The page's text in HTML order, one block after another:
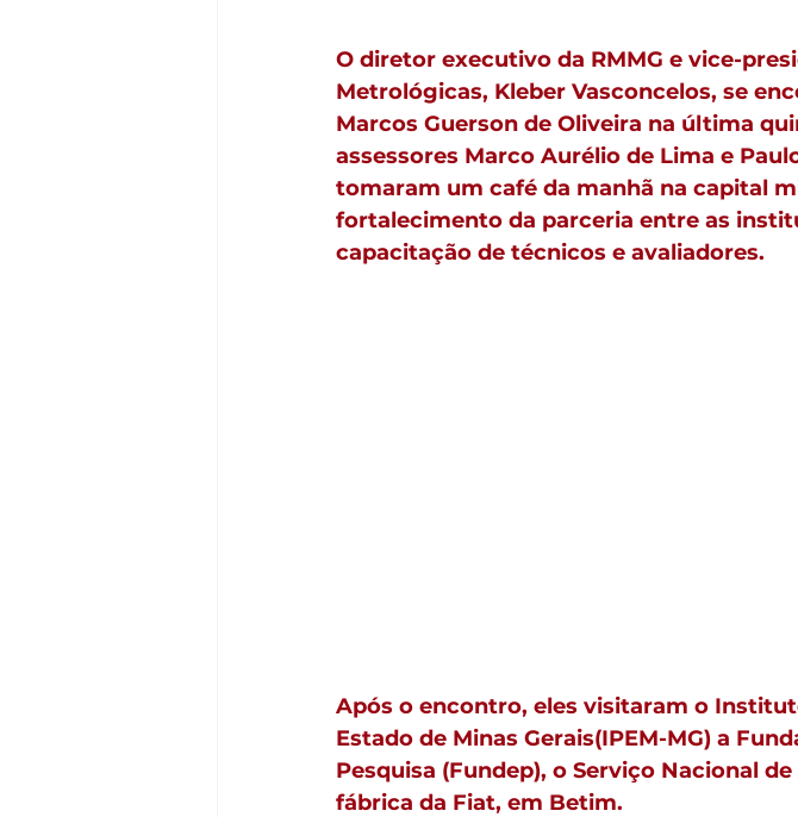
O diretor executivo da RMMG e vice-
Metrológicas, Kleber Vasconcelos, se
Marcos Guerson de Oliveira na última
assessores Marco Aurélio de Lima e
tomaram um café da manhã na capital
fortalecimento da parceria entre as
capacitação de técnicos e avaliadores.
Após o encontro, eles visitaram o
Estado de Minas Gerais(IPEM-MG) a
Pesquisa (Fundep), o Serviço Nacional
fábrica da Fiat, em Betim.